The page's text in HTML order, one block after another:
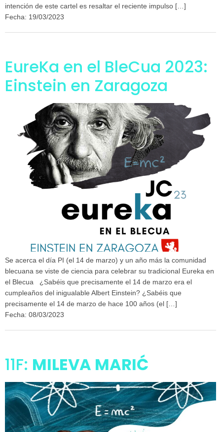
intención de este cartel es resaltar el reciente impulso […]
Fecha: 19/03/2023
EureKa en el BleCua 2023:
Einstein en Zaragoza
Se acerca el día PI (el 14 de marzo) y un año más la comunidad
blecuana se viste de ciencia para celebrar su tradicional Eureka en
el Blecua ¿Sabéis que precisamente el 14 de marzo era el
cumpleaños del inigualable Albert Einstein? ¿Sabéis que
precisamente el 14 de marzo de hace 100 años (el […]
Fecha: 08/03/2023
11F: MILEVA MARIĆ